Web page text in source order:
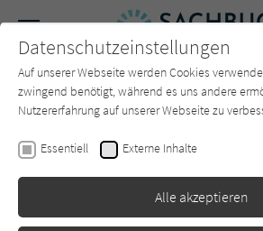
SUCHE Forum Charts
Carmen Possnig
Erschienen: August 2020 0
Datenschutzeinstellungen
Auf unserer Webseite werden Cookies
zwingend benötigt, während es uns andere
Nutzererfahrung auf unserer Webseite zu
Essentiell Externe Inhalte
Alle akzeptieren